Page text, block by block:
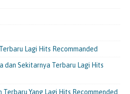
Lagi Hits Recommanded
dan Sekitarnya Terbaru Lagi Hits
Terbaru Yang Lagi Hits Recommended